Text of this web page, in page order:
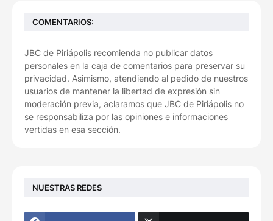
COMENTARIOS:
JBC de Piriápolis recomienda no publicar datos
personales en la caja de comentarios para preservar su
privacidad. Asimismo, atendiendo al pedido de nuestros
usuarios de mantener la libertad de expresión sin
moderación previa, aclaramos que JBC de Piriápolis no
se responsabiliza por las opiniones e informaciones
vertidas en esa sección.
NUESTRAS REDES